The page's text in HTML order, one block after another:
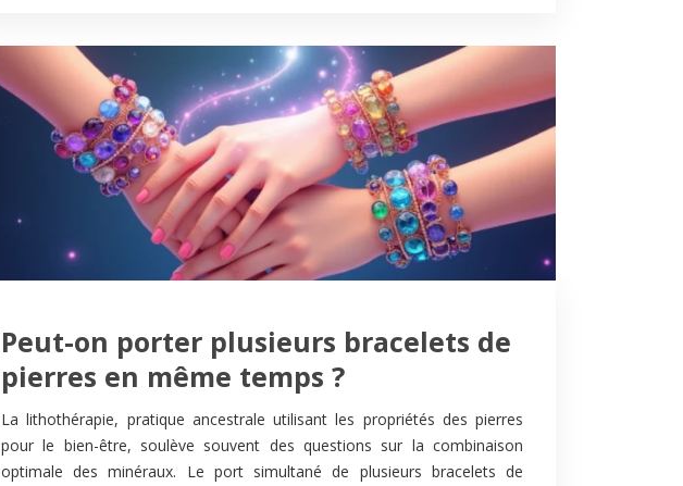
Peut-on porter plusieurs bracelets de
pierres en même temps ?
La lithothérapie, pratique ancestrale utilisant les propriétés des pierres
pour le bien-être, soulève souvent des questions sur la combinaison
optimale des minéraux. Le port simultané de plusieurs bracelets de